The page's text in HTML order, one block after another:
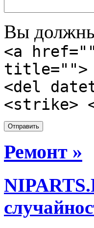
Вы должны
<a
title="">
<del
<strike>
Ремонт »